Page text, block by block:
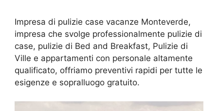
Impresa di pulizie case vacanze Monteverde,
impresa che svolge professionalmente pulizie di
case, pulizie di Bed and Breakfast, Pulizie di
Ville e appartamenti con personale altamente
qualificato, offriamo preventivi rapidi per tutte le
esigenze e sopralluogo gratuito.